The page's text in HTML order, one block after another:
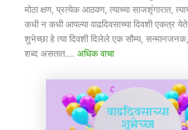
मोठा क्षण, प्रत्येक आठवण, त्याच्या साजशृंगारात,
कधी न कधी आपल्या वाढदिवसाच्या दिवशी एकत्र येते.
शुभेच्छा हे त्या दिवशी दिलेले एक सौम्य,
शब्द असतात.… अधिक वाचा